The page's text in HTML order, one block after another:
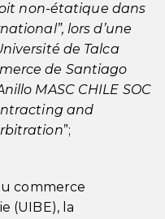
non-étatique dans
lors d’une
de Talca
de Santiago
MASC CHILE SOC
and
”;
commerce
(UIBE), la